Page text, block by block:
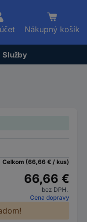
Nákupný košík
Služby
Celkom (66,66 € / kus)
66,66 €
bez DPH.
Cena dopravy